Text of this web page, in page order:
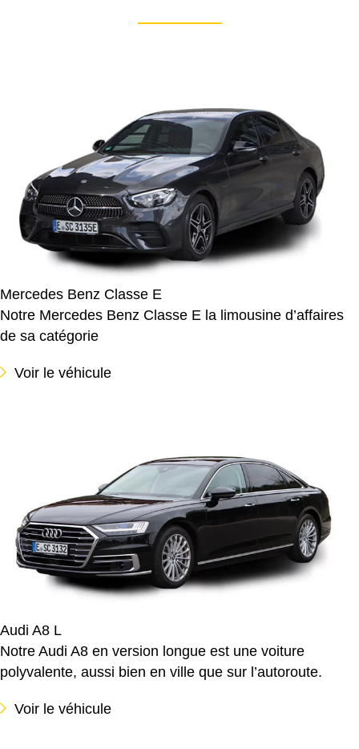
Mercedes Benz Classe E
Notre Mercedes Benz Classe E la limousine d’affaires
de sa catégorie
Voir le véhicule
Audi A8 L
Notre Audi A8 en version longue est une voiture
polyvalente, aussi bien en ville que sur l’autoroute.
Voir le véhicule